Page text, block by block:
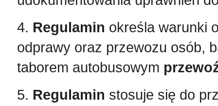
4. Regulamin określa warunki
odprawy oraz przewozu osób,
taborem autobusowym
5. Regulamin stosuje się do